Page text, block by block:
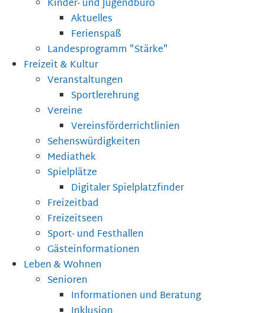
Kinder- und Jugendbüro
Aktuelles
Ferienspaß
Landesprogramm "Stärke"
Freizeit & Kultur
Veranstaltungen
Sportlerehrung
Vereine
Vereinsförderrichtlinien
Sehenswürdigkeiten
Mediathek
Spielplätze
Digitaler Spielplatzfinder
Freizeitbad
Freizeitseen
Sport- und Festhallen
Gästeinformationen
Leben & Wohnen
Senioren
Informationen und Beratung